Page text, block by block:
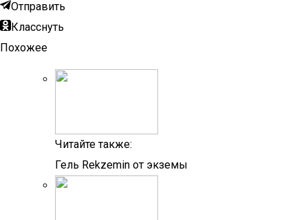
Отправить
Класснуть
Похожее
Читайте также:
Гель Rekzemin от экземы